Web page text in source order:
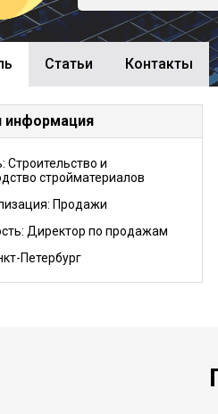
Cтатьи Контакты
Строительство и
стройматериалов
Продажи
Директор по продажам
Петербург